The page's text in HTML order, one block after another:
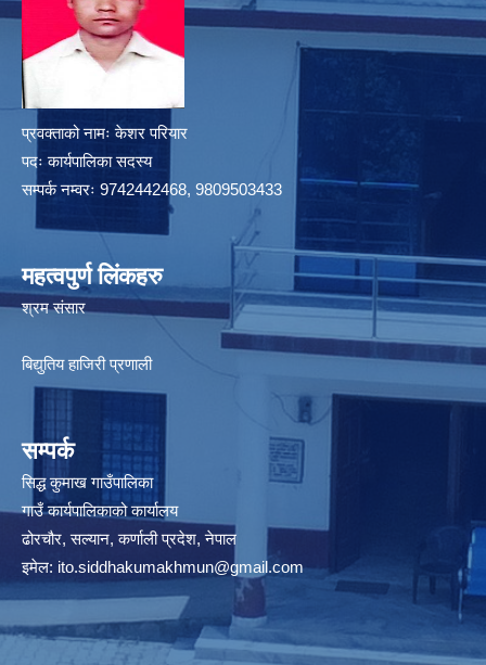
प्रवक्ताको नामः केशर परियार
पदः कार्यपालिका सदस्य
सम्पर्क नम्वरः 9742442468, 9809503433
महत्वपुर्ण लिंकहरु
श्रम संसार
बिद्युतिय हाजिरी प्रणाली
सम्पर्क
सिद्ध कुमाख गाउँपालिका
गाउँ कार्यपालिकाको कार्यालय
ढोरचौर, सल्यान, कर्णाली प्रदेश, नेपाल
इमेल: ito.siddhakumakhmun@gmail.com